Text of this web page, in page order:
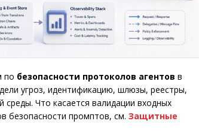
по безопасности протоколов агентов в
угроз, идентификацию, шлюзы, реестры,
среды. Что касается валидации входных
безопасности промптов, см. Защитные